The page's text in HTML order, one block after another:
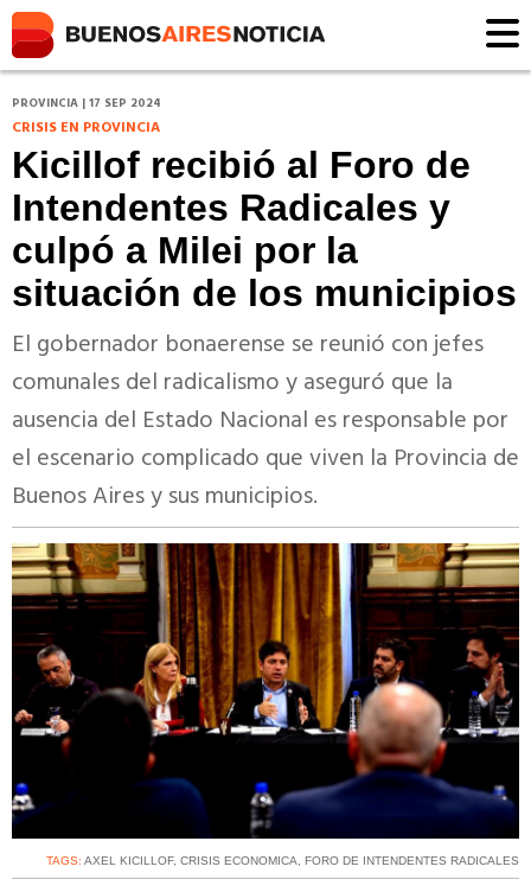
PROVINCIA | 17 SEP 2024
CRISIS EN PROVINCIA
Kicillof recibió al Foro de
Intendentes Radicales y
culpó a Milei por la
situación de los municipios
El gobernador bonaerense se reunió con jefes
comunales del radicalismo y aseguró que la
ausencia del Estado Nacional es responsable por
el escenario complicado que viven la Provincia de
Buenos Aires y sus municipios.
TAGS: AXEL KICILLOF, CRISIS ECONOMICA, FORO DE INTENDENTES RADICALES